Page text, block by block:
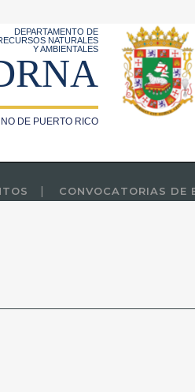
DEPARTAMENTO DE
NATURALES
Y AMBIENTALES
DE PUERTO RICO
CONVOCATORIAS DE